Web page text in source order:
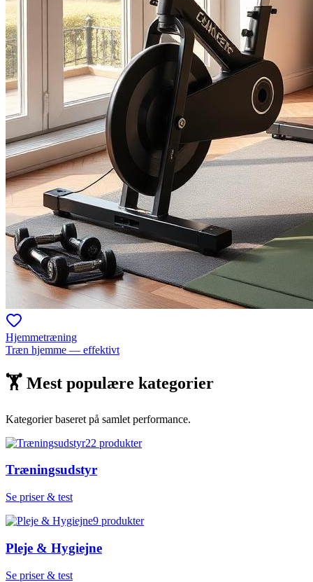
Hjemmetræning
Træn hjemme — effektivt
🏋 Mest populære kategorier
Kategorier baseret på samlet performance.
22 produkter
Træningsudstyr
Se priser & test
9 produkter
Pleje & Hygiejne
Se priser & test